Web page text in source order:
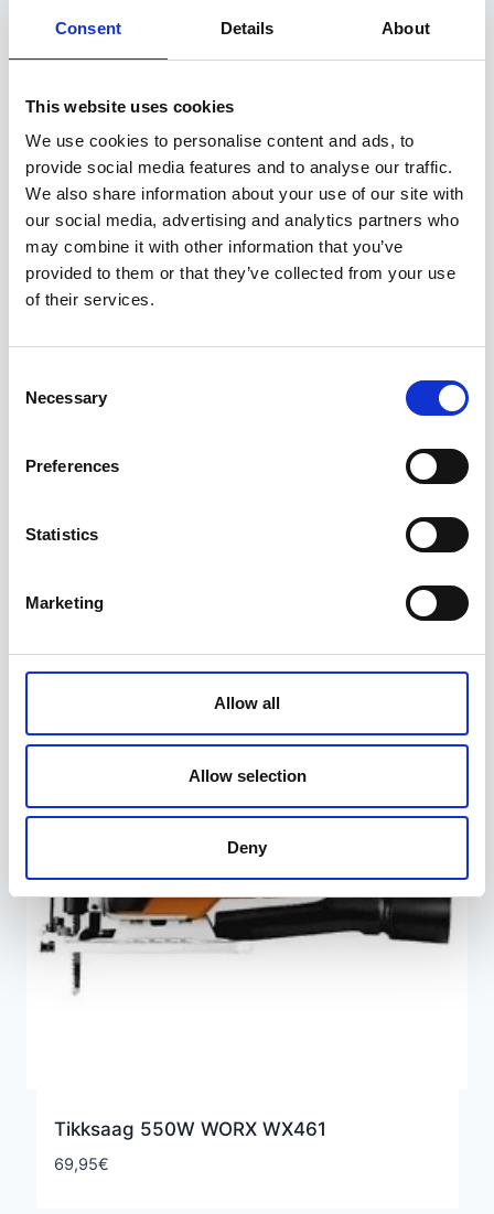
Consent Details About
This website uses cookies
We use cookies to personalise content and ads, to
provide social media features and to analyse our traffic.
We also share information about your use of our site with
our social media, advertising and analytics partners who
may combine it with other information that you’ve
provided to them or that they’ve collected from your use
of their services.
Selection
Necessary
Preferences
Statistics
Marketing
Allow all
Allow selection
Deny
Hüdrauliline tõmmits 50 tonni
Tikksaag 550W WORX WX461
69,95€